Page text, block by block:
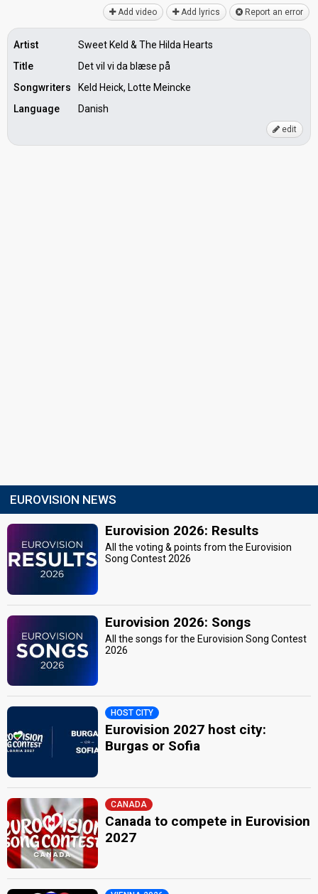
Add video Add lyrics Report an error
Artist
Sweet Keld & The Hilda Hearts
Title
Det vil vi da blæse på
Songwriters
Keld Heick, Lotte Meincke
Language
Danish
edit
EUROVISION NEWS
Eurovision 2026: Results
All the voting & points from the Eurovision
Song Contest 2026
Eurovision 2026: Songs
All the songs for the Eurovision Song Contest
2026
HOST CITY
Eurovision 2027 host city:
Burgas or Sofia
CANADA
Canada to compete in Eurovision
2027